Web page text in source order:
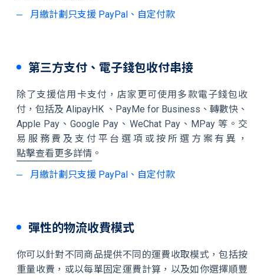
月繳計劃只支援 PayPal、自定付款
第三方支付、電子錢包收付串接
除了支援信用卡支付，店家更可使用多款電子錢包收
付，包括及 AlipayHK 、PayMe for Business、轉數快、
Apple Pay、Google Pay、WeChat Pay、MPay 等。交
易服務費及支付平台選項或按所選方案有異，
點擊查看更多詳情 。
月繳計劃只支援 PayPal、自定付款
彈性的物流收費模式
你可以針對不同商品提供不同的運費收取模式，包括按
重量收費，或以每單固定運費計算，以及如你選擇順豐